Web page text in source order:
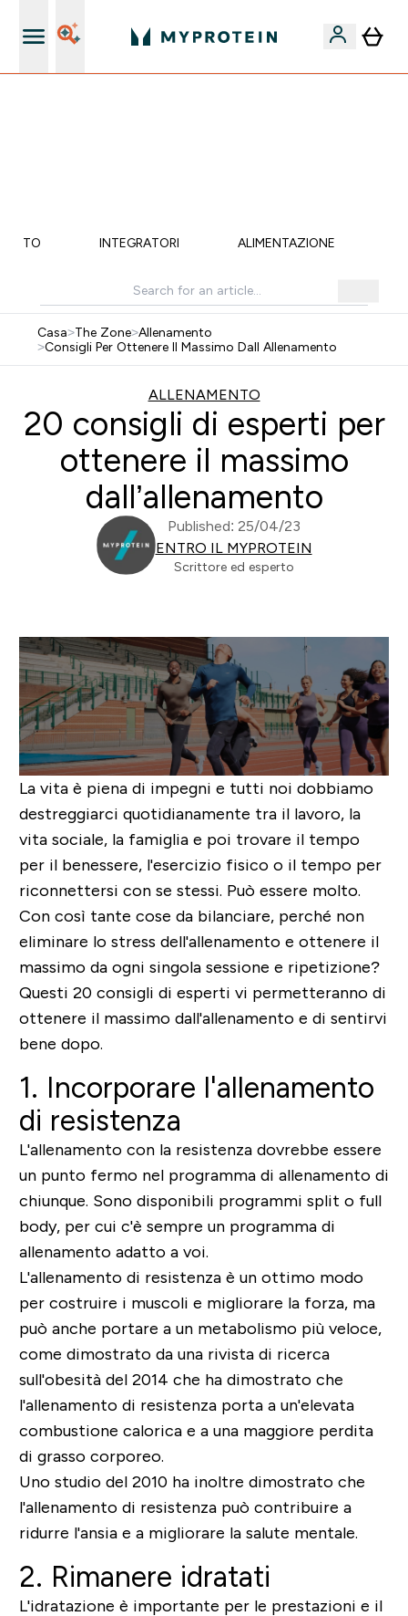
INTEGRATORI ALIMENTAZIONE
Casa>The Zone>Allenamento
>Consigli Per Ottenere Il Massimo Dall Allenamento
ALLENAMENTO
20 consigli di esperti per
ottenere il massimo
dall’allenamento
Published: 25/04/23
ENTRO IL MYPROTEIN
Scrittore ed esperto
La vita è piena di impegni e tutti noi dobbiamo
destreggiarci quotidianamente tra il lavoro, la
vita sociale, la famiglia e poi trovare il tempo
per il benessere, l'esercizio fisico o il tempo per
riconnettersi con se stessi. Può essere molto.
Con così tante cose da bilanciare, perché non
eliminare lo stress dell'allenamento e ottenere il
massimo da ogni singola sessione e ripetizione?
Questi 20 consigli di esperti vi permetteranno di
ottenere il massimo dall'allenamento e di sentirvi
bene dopo.
1. Incorporare l'allenamento
di resistenza
L'allenamento con la resistenza dovrebbe essere
un punto fermo nel programma di allenamento di
chiunque. Sono disponibili programmi split o full
body, per cui c'è sempre un programma di
allenamento adatto a voi.
L'allenamento di resistenza è un ottimo modo
per costruire i muscoli e migliorare la forza, ma
può anche portare a un metabolismo più veloce,
come dimostrato da una rivista di ricerca
sull'obesità del 2014 che ha dimostrato che
l'allenamento di resistenza porta a un'elevata
combustione calorica e a una maggiore perdita
di grasso corporeo.
Uno studio del 2010 ha inoltre dimostrato che
l'allenamento di resistenza può contribuire a
ridurre l'ansia e a migliorare la salute mentale.
2. Rimanere idratati
L'idratazione è importante per le prestazioni e il